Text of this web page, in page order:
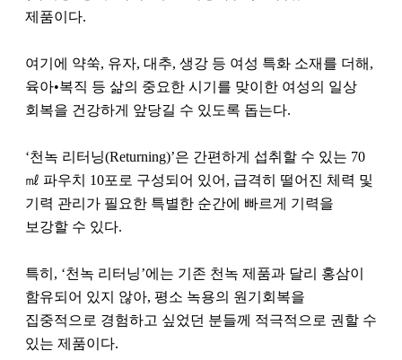
제품이다.
여기에 약쑥, 유자, 대추, 생강 등 여성 특화 소재를 더해,
육아•복직 등 삶의 중요한 시기를 맞이한 여성의 일상
회복을 건강하게 앞당길 수 있도록 돕는다.
‘천녹 리터닝(Returning)’은 간편하게 섭취할 수 있는 70
㎖ 파우치 10포로 구성되어 있어, 급격히 떨어진 체력 및
기력 관리가 필요한 특별한 순간에 빠르게 기력을
보강할 수 있다.
특히, ‘천녹 리터닝’에는 기존 천녹 제품과 달리 홍삼이
함유되어 있지 않아, 평소 녹용의 원기회복을
집중적으로 경험하고 싶었던 분들께 적극적으로 권할 수
있는 제품이다.